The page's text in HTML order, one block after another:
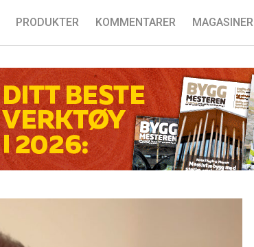
PRODUKTER KOMMENTARER MAGASINER